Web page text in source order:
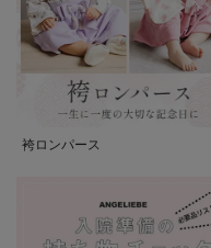
袴ロンパース